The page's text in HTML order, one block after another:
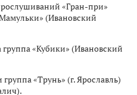
«Гран-при»
(Ивановский
«Кубики» (Ивановский
«Трунь» (г. Ярославль)